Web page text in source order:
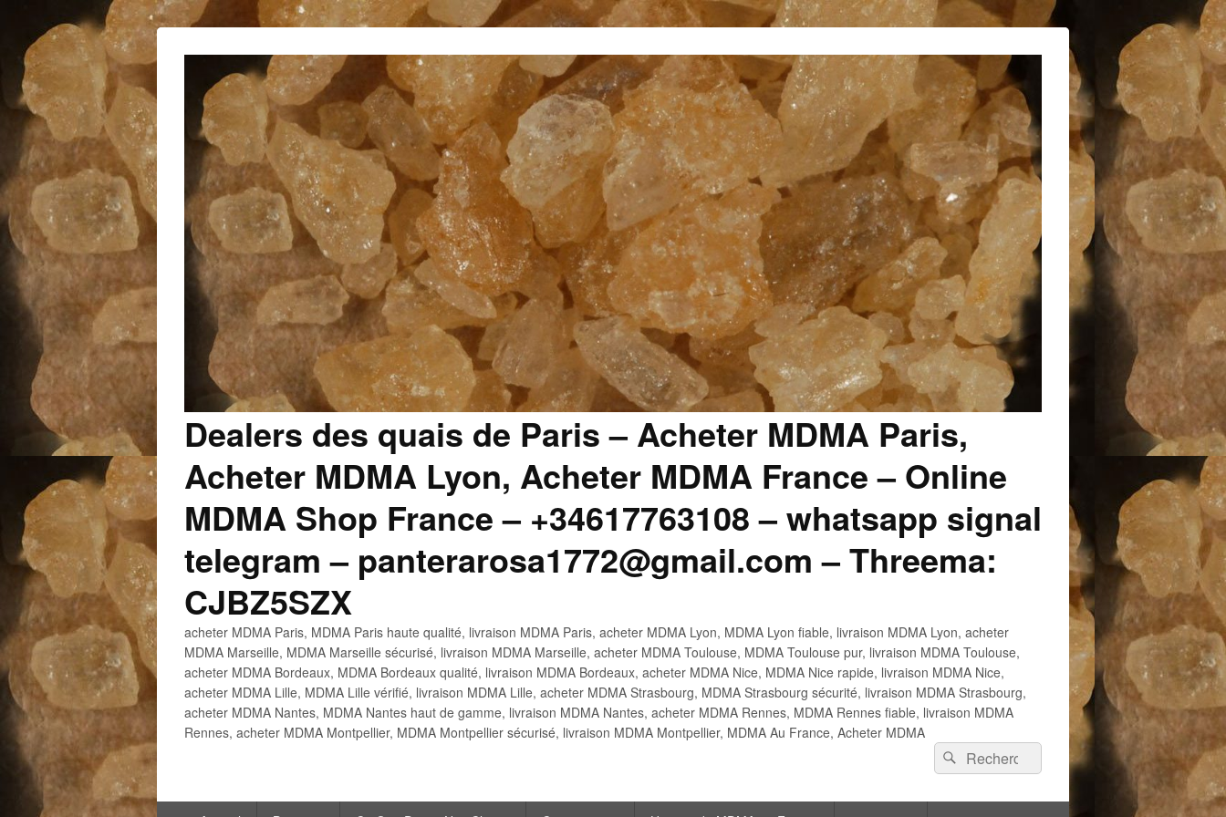
Dealers des quais de Paris – Acheter MDMA Paris,
Acheter MDMA Lyon, Acheter MDMA France – Online
MDMA Shop France – +34617763108 – whatsapp signal
telegram – panterarosa1772@gmail.com – Threema:
CJBZ5SZX
acheter MDMA Paris, MDMA Paris haute qualité, livraison MDMA Paris, acheter MDMA Lyon, MDMA Lyon fiable, livraison MDMA Lyon, acheter
MDMA Marseille, MDMA Marseille sécurisé, livraison MDMA Marseille, acheter MDMA Toulouse, MDMA Toulouse pur, livraison MDMA Toulouse,
acheter MDMA Bordeaux, MDMA Bordeaux qualité, livraison MDMA Bordeaux, acheter MDMA Nice, MDMA Nice rapide, livraison MDMA Nice,
acheter MDMA Lille, MDMA Lille vérifié, livraison MDMA Lille, acheter MDMA Strasbourg, MDMA Strasbourg sécurité, livraison MDMA Strasbourg,
acheter MDMA Nantes, MDMA Nantes haut de gamme, livraison MDMA Nantes, acheter MDMA Rennes, MDMA Rennes fiable, livraison MDMA
Rennes, acheter MDMA Montpellier, MDMA Montpellier sécurisé, livraison MDMA Montpellier, MDMA Au France, Acheter MDMA
Recherche :
Rechercher
Menu